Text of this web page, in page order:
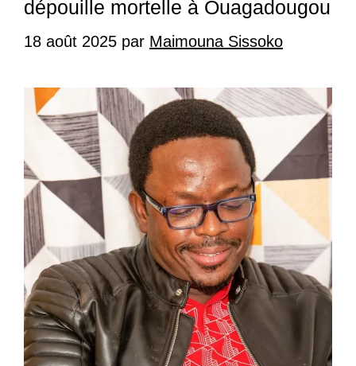
dépouille mortelle à Ouagadougou
18 août 2025 par Maimouna Sissoko